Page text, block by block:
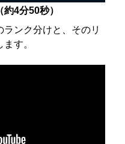
4分50秒）
ンク分けと、そのリ
す。